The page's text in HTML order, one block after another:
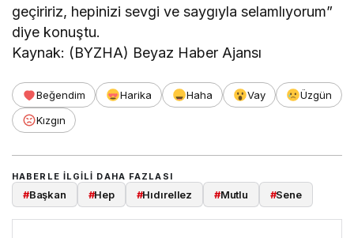
geçiririz, hepinizi sevgi ve saygıyla selamlıyorum”
diye konuştu.
Kaynak: (BYZHA) Beyaz Haber Ajansı
Beğendim Harika Haha Vay
Üzgün
Kızgın
HABERLE ILGILI DAHA FAZLASI
#Başkan #Hep #Hıdırellez #Mutlu #Sene